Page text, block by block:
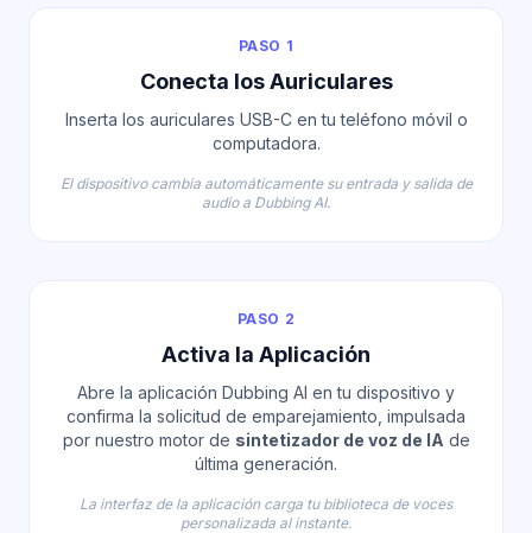
PASO 1
Conecta los Auriculares
Inserta los auriculares USB-C en tu teléfono móvil o
computadora.
El dispositivo cambia automáticamente su entrada y salida de
audio a Dubbing AI.
PASO 2
Activa la Aplicación
Abre la aplicación Dubbing AI en tu dispositivo y
confirma la solicitud de emparejamiento, impulsada
por nuestro motor de sintetizador de voz de IA de
última generación.
La interfaz de la aplicación carga tu biblioteca de voces
personalizada al instante.